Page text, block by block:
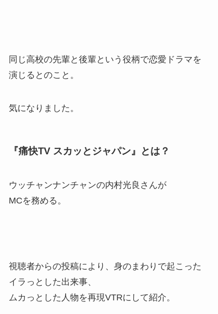
同じ高校の先輩と後輩という役柄で恋愛ドラマを
演じるとのこと。
気になりました。
『痛快TV スカッとジャパン』とは？
ウッチャンナンチャンの内村光良さんが
MCを務める。
視聴者からの投稿により、身のまわりで起こった
イラっとした出来事、
ムカっとした人物を再現VTRにして紹介。